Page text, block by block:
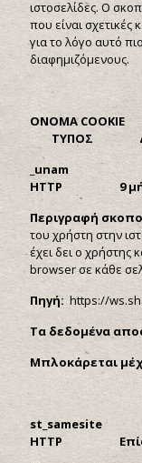
ιστοσελίδες. Ο
που είναι σχετικές
για το λόγο αυτό
διαφημιζόμενους.
ONOMA
ΤΥΠΟΣ
HTTP 9
Περιγραφή
του χρήστη στην
έχει δει ο χρήστης
browser σε κάθε
Πηγή: https://
Τα δεδομένα
Μπλοκάρεται
HTTP